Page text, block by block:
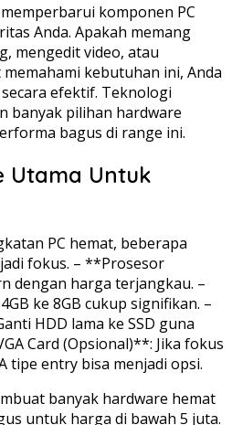
komponen PC
Anda. Apakah memang
mengedit video, atau
kebutuhan ini, Anda
efektif. Teknologi
banyak pilihan hardware
bagus di range ini.
Utama Untuk
PC hemat, beberapa
fokus. – **Prosesor
dengan harga terjangkau. –
ke 8GB cukup signifikan. –
HDD lama ke SSD guna
Card (Opsional)**: Jika fokus
tipe entry bisa menjadi opsi.
banyak hardware hemat
untuk harga di bawah 5 juta.